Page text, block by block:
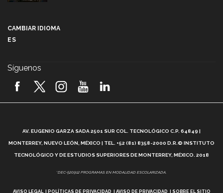
2026! (video)
¿Cómo es el Modelo Educativo Tec? (video)
Vida Tec: Feminismo e Inteligencia Artificial, Paola
CAMBIAR IDIOMA
ES
Síguenos
AV. EUGENIO GARZA SADA 2501 SUR COL. TECNOLÓGICO C.P. 64849 |
MONTERREY, NUEVO LEÓN, MÉXICO | TEL. +52 (81) 8358-2000 D.R.© INSTITUTO
TECNOLÓGICO Y DE ESTUDIOS SUPERIORES DE MONTERREY, MÉXICO. 2018
*DEC-520912 PROGRAMAS EN MODALIDAD ESCOLARIZADA.
AVISO LEGAL POLÍTICAS DE PRIVACIDAD AVISO DE PRIVACIDAD SOBRE EL SITIO